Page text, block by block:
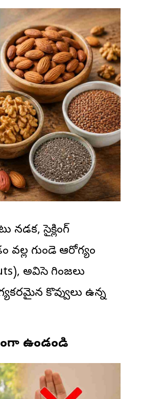
నడక, సైక్లింగ్
గుండె ఆరోగ్యం
అవిసె గింజలు
కొవ్వులు ఉన్న
ఉండండి